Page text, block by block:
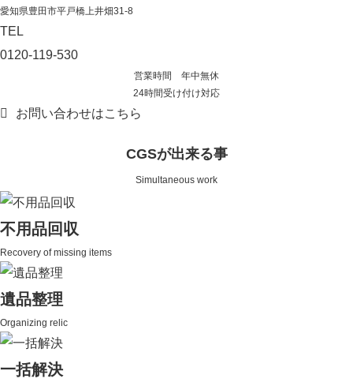
愛知県豊田市平戸橋上井畑31-8
TEL
0120-119-530
営業時間 年中無休
24時間受け付け対応
お問い合わせはこちら
CGSが出来る事
Simultaneous work
不用品回収
Recovery of missing items
遺品整理
Organizing relic
一括解決